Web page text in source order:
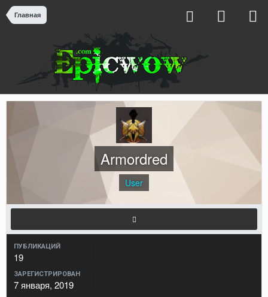
Главная
Armordred
User
ПУБЛИКАЦИЙ
19
ЗАРЕГИСТРИРОВАН
7 января, 2019